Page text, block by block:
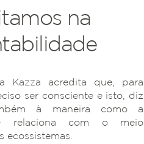
na
Kazza acredita que, para
ser consciente e isto, diz
à maneira como a
relaciona com o meio
ecossistemas.